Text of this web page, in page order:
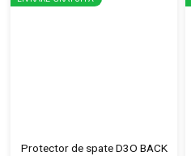
Protector de spate D3O BACK